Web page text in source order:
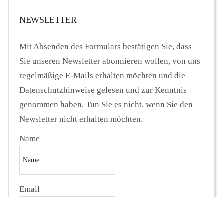
NEWSLETTER
Mit Absenden des Formulars bestätigen Sie, dass
Sie unseren Newsletter abonnieren wollen, von uns
regelmäßige E-Mails erhalten möchten und die
Datenschutzhinweise gelesen und zur Kenntnis
genommen haben. Tun Sie es nicht, wenn Sie den
Newsletter nicht erhalten möchten.
Name
Email